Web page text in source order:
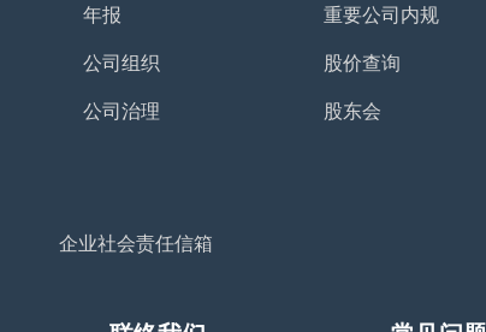
年报
公司组织
公司治理
重要公司内规
股价查询
股东会
企业社会责任信箱